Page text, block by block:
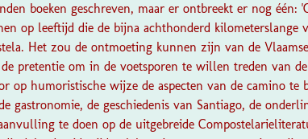
boeken geschreven, maar er ontbreekt er nog één:
op leeftijd die de bijna achthonderd kilometerslange
Het zou de ontmoeting kunnen zijn van de
pretentie om in de voetsporen te willen treden van
op humoristische wijze de aspecten van de camino te
gastronomie, de geschiedenis van Santiago, de
te doen op de uitgebreide